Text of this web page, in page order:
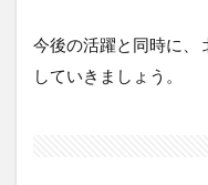
今後の活躍と同時に、
していきましょう。